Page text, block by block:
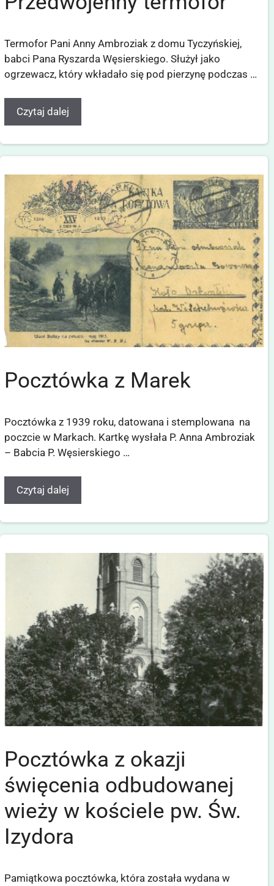
Termofor Pani Anny Ambroziak z domu Tyczyńskiej,
babci Pana Ryszarda Węsierskiego. Służył jako
ogrzewacz, który wkładało się pod pierzynę podczas …
Czytaj dalej
Pocztówka z Marek
Pocztówka z 1939 roku, datowana i stemplowana na
poczcie w Markach. Kartkę wysłała P. Anna Ambroziak
– Babcia P. Węsierskiego …
Czytaj dalej
Pocztówka z okazji
święcenia odbudowanej
wieży w kościele pw. Św.
Izydora
Pamiątkowa pocztówka, która została wydana w